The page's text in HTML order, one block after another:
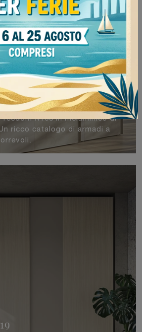
N103 in melaminico di
ricco catalogo di armadi a